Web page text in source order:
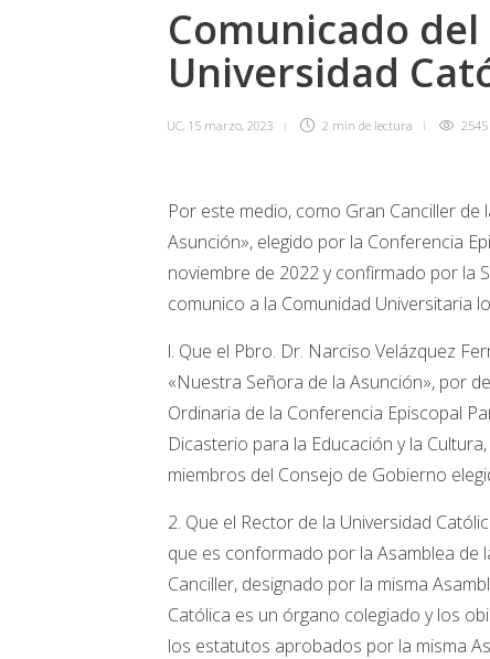
Comunicado
Universidad
UC, 15 marzo, 2023 2 min de lectura 2545
Por este medio, como Gran Canciller
Asunción», elegido por la Conferencia
noviembre de 2022 y confirmado por la
comunico a la Comunidad Universitaria
l. Que el Pbro. Dr. Narciso Velázquez
«Nuestra Señora de la Asunción», por
Ordinaria de la Conferencia Episcopal
Dicasterio para la Educación y la
miembros del Consejo de Gobierno
2. Que el Rector de la Universidad
que es conformado por la Asamblea de
Canciller, designado por la misma
Católica es un órgano colegiado y los
los estatutos aprobados por la misma